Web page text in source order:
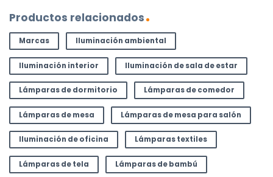
Productos relacionados
Marcas Iluminación ambiental
Iluminación interior Iluminación de sala de estar
Lámparas de dormitorio Lámparas de comedor
Lámparas de mesa Lámparas de mesa para salón
Iluminación de oficina Lámparas textiles
Lámparas de tela Lámparas de bambú